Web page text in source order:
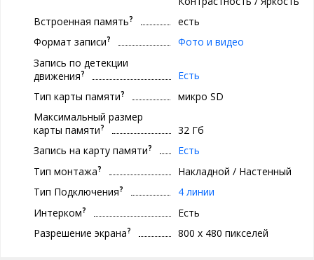
Встроенная память?
есть
Формат записи?
Фото и видео
Запись по детекции
движения?
Есть
Тип карты памяти?
микро SD
Максимальный размер
карты памяти?
32 Гб
Запись на карту памяти?
Есть
Тип монтажа?
Накладной / Настенный
Тип Подключения?
4 линии
Интерком?
Есть
Разрешение экрана? 800 x 480 пикселей